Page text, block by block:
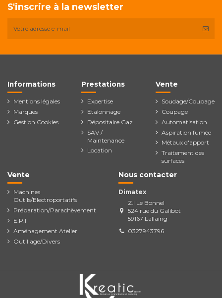
S'inscrire à la newsletter
Informations
Mentions légales
Marques
Gestion Cookies
Prestations
Expertise
Etalonnage
Dépositaire Gaz
SAV /
Maintenance
Location
Vente
Soudage/Coupage
Coupage
Automatisation
Aspiration fumée
Métaux d'apport
Traitement des
surfaces
Vente
Machines
Outils/Electroportatifs
Préparation/Parachèvement
E.P.I
Aménagement Atelier
Outillage/Divers
Nous contacter
Dimatex
Z.I Le Bonnel
524 rue du Galibot
59167 Lallaing
0327943796